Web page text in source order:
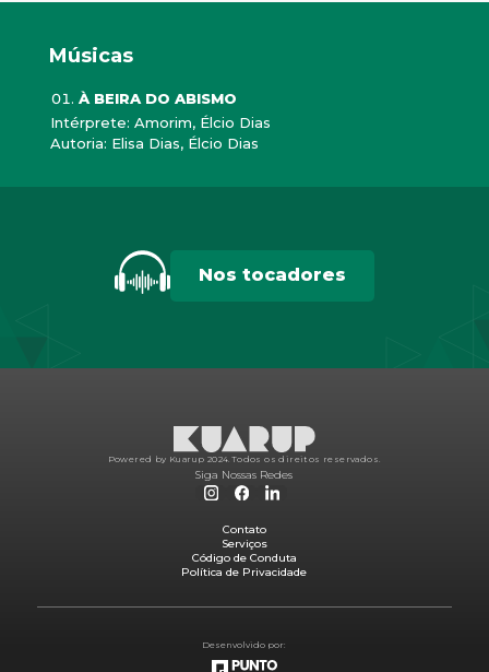
Músicas
À BEIRA DO ABISMO
Intérprete: Amorim, Élcio Dias
Autoria: Elisa Dias, Élcio Dias
Nos tocadores
Powered by Kuarup 2024. Todos os direitos reservados.
Siga Nossas Redes
Contato
Serviços
Código de Conduta
Política de Privacidade
Desenvolvido por: